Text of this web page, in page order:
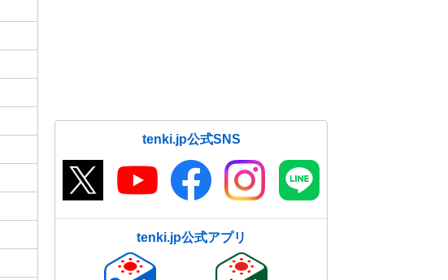
tenki.jp公式SNS
tenki.jp公式アプリ